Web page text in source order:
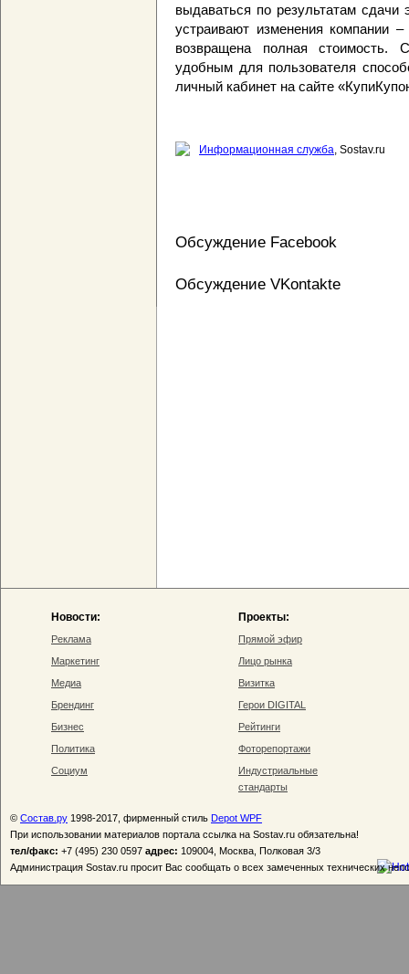
выдаваться по результатам
устраивают изменения компании
возвращена полная
удобным для пользователя
личный кабинет на сайте
Информационная служба, Sostav.ru
Обсуждение Facebook
Обсуждение VKontakte
Новости:
Реклама
Маркетинг
Медиа
Брендинг
Бизнес
Политика
Социум
Проекты:
Прямой эфир
Лицо рынка
Визитка
Герои DIGITAL
Рейтинги
Фоторепортажи
Индустриальные
стандарты
© Состав.ру 1998-2017, фирменный стиль Depot WPF
При использовании материалов портала ссылка на Sostav.ru обязательна!
тел/факс: +7 (495) 230 0597 адрес: 109004, Москва, Полковая 3/3
Администрация Sostav.ru просит Вас сообщать о всех замеченных технических